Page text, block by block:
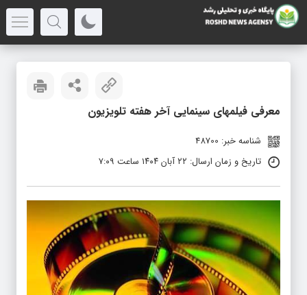
معرفی فیلمهای سینمایی آخر هفته تلویزیون
شناسه خبر: 48700
تاریخ و زمان ارسال: ۲۲ آبان ۱۴۰۴ ساعت ۷:۰۹